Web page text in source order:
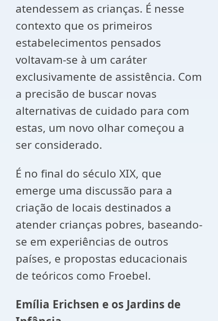
atendessem as crianças. É nesse
contexto que os primeiros
estabelecimentos pensados
voltavam-se à um caráter
exclusivamente de assistência. Com
a precisão de buscar novas
alternativas de cuidado para com
estas, um novo olhar começou a
ser considerado.
É no final do século XIX, que
emerge uma discussão para a
criação de locais destinados a
atender crianças pobres, baseando-
se em experiências de outros
países, e propostas educacionais
de teóricos como Froebel.
Emília Erichsen e os Jardins de